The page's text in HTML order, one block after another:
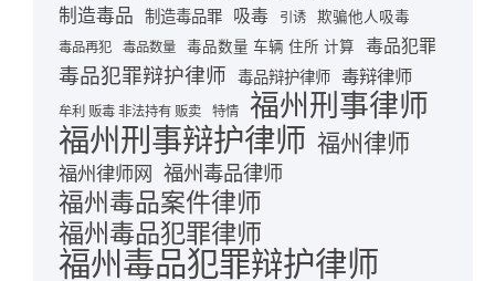
制造毒品 制造毒品罪 吸毒 引诱 欺骗他人吸毒
毒品再犯 毒品数量 毒品数量 车辆 住所 计算 毒品犯罪
毒品犯罪辩护律师 毒品辩护律师 毒辩律师
牟利 贩毒 非法持有 贩卖 特情 福州刑事律师
福州刑事辩护律师 福州律师
福州律师网 福州毒品律师
福州毒品案件律师
福州毒品犯罪律师
福州毒品犯罪辩护律师